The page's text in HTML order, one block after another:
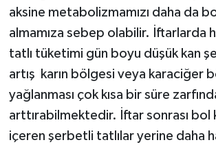
aksine metabolizmamızı daha da
almamıza sebep olabilir. İftarlarda
tatlı tüketimi gün boyu düşük kan
artış karın bölgesi veya karaciğer
yağlanması çok kısa bir süre
arttırabilmektedir. İftar sonrası
içeren şerbetli tatlılar yerine daha